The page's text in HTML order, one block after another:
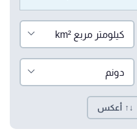
↓↑ أعكس